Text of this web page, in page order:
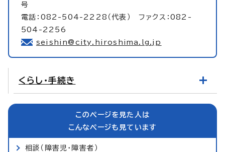
号
電話：082-504-2228（代表） ファクス：082-
504-2256
seishin@city.hiroshima.lg.jp
くらし・手続き
このページを見た人は
こんなページも見ています
相談（障害児・障害者）